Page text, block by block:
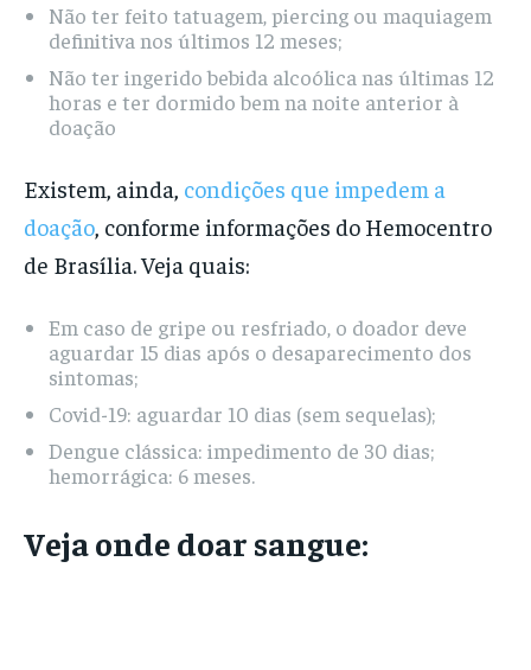
Não ter feito tatuagem, piercing ou maquiagem
definitiva nos últimos 12 meses;
Não ter ingerido bebida alcoólica nas últimas 12
horas e ter dormido bem na noite anterior à
doação
Existem, ainda, condições que impedem a
doação, conforme informações do Hemocentro
de Brasília. Veja quais:
Em caso de gripe ou resfriado, o doador deve
aguardar 15 dias após o desaparecimento dos
sintomas;
Covid-19: aguardar 10 dias (sem sequelas);
Dengue clássica: impedimento de 30 dias;
hemorrágica: 6 meses.
Veja onde doar sangue: